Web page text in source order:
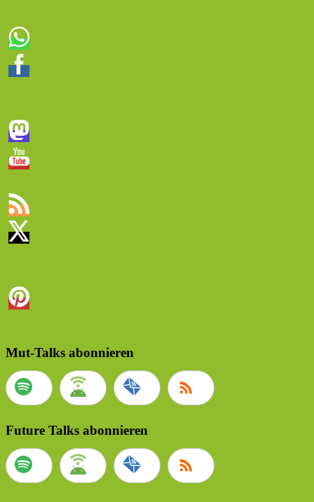
Mut-Talks abonnieren
Future Talks abonnieren